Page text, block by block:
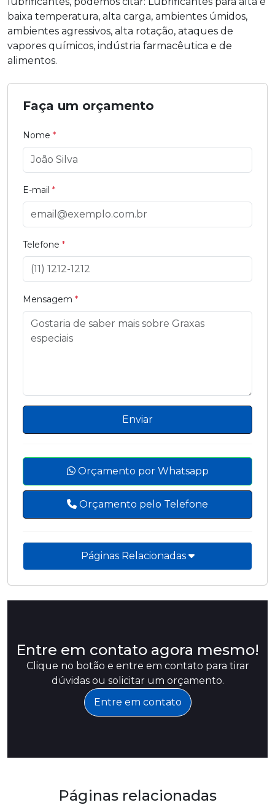
baixa temperatura, alta carga, ambientes úmidos,
ambientes agressivos, alta rotação, ataques de
vapores químicos, indústria farmacêutica e de
alimentos.
Faça um orçamento
Nome *
E-mail *
Telefone *
Mensagem *
Enviar
Orçamento por Whatsapp
Orçamento pelo Telefone
Páginas Relacionadas
Entre em contato agora mesmo!
Clique no botão e entre em contato para tirar
dúvidas ou solicitar um orçamento.
Entre em contato
Páginas relacionadas